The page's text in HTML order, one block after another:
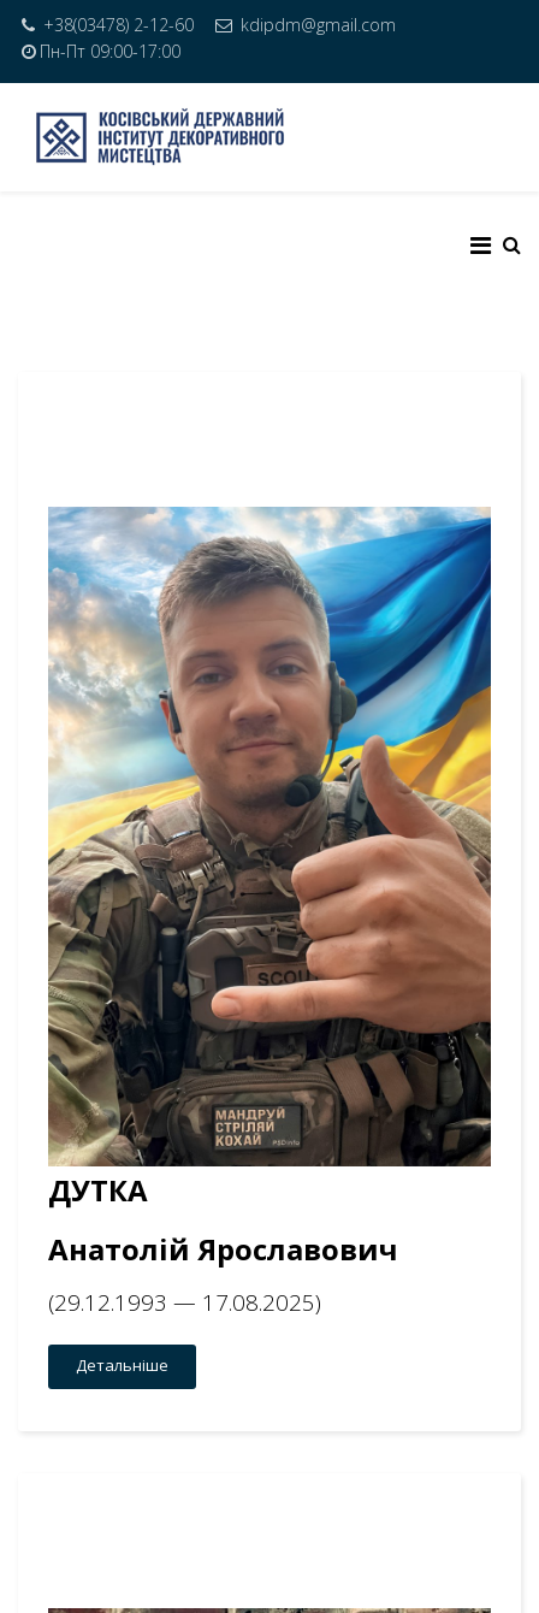
+38(03478) 2-12-60
kdipdm@gmail.com
Пн-Пт 09:00-17:00
ДУТКА
Анатолій Ярославович
(29.12.1993 — 17.08.2025)
Детальніше